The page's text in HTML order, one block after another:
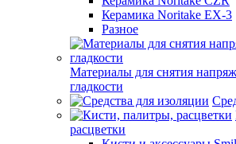
Керамика Noritake EX-3
Разное
Материалы для снятия
гладкости
расцветки